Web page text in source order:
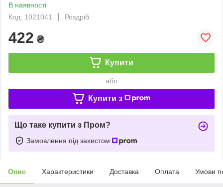
В наявності
Код: 1021041
Роздріб
422 ₴
Купити
або
Купити з
Що таке купити з Пром?
Замовлення під захистом
Опис Характеристики Доставка Оплата Умови